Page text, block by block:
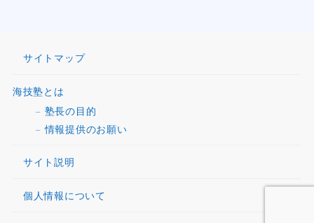
サイトマップ
海技塾とは
塾長の目的
情報提供のお願い
サイト説明
個人情報について